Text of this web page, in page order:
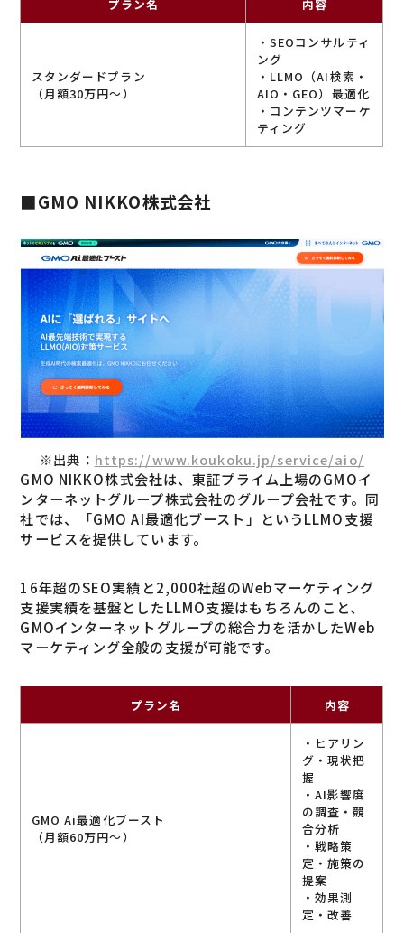
プラン名 内容
スタンダードプラン
（月額30万円～）
・SEOコンサルティ
ング
・LLMO（AI検索・
AIO・GEO）最適化
・コンテンツマーケ
ティング
■GMO NIKKO株式会社
※出典： https://www.koukoku.jp/service/aio/
GMO NIKKO株式会社は、東証プライム上場のGMOイ
ンターネットグループ株式会社のグループ会社です。同
社では、「GMO AI最適化ブースト」というLLMO支援
サービスを提供しています。
16年超のSEO実績と2,000社超のWebマーケティング
支援実績を基盤としたLLMO支援はもちろんのこと、
GMOインターネットグループの総合力を活かしたWeb
マーケティング全般の支援が可能です。
プラン名 内容
GMO Ai最適化ブースト
（月額60万円～）
・ヒアリン
グ・現状把
握
・AI影響度
の調査・競
合分析
・戦略策
定・施策の
提案
・効果測
定・改善